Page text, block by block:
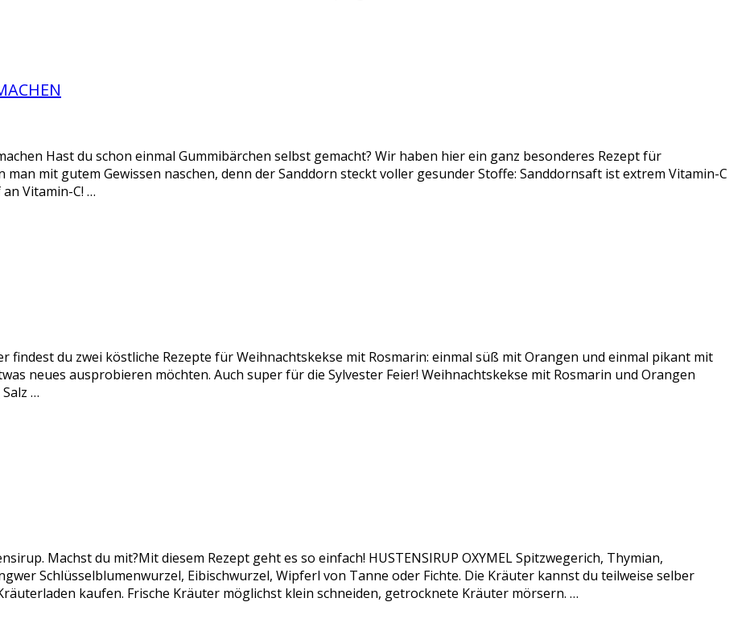
Hast du schon einmal Gummibärchen selbst gemacht? Wir haben hier ein ganz besonderes Rezept für
mit gutem Gewissen naschen, denn der Sanddorn steckt voller gesunder Stoffe: Sanddornsaft ist extrem Vitamin-C
Vitamin-C! …
findest du zwei köstliche Rezepte für Weihnachtskekse mit Rosmarin: einmal süß mit Orangen und einmal pikant mit
neues ausprobieren möchten. Auch super für die Sylvester Feier! Weihnachtskekse mit Rosmarin und Orangen
…
Machst du mit?Mit diesem Rezept geht es so einfach! HUSTENSIRUP OXYMEL Spitzwegerich, Thymian,
Schlüsselblumenwurzel, Eibischwurzel, Wipferl von Tanne oder Fichte. Die Kräuter kannst du teilweise selber
kaufen. Frische Kräuter möglichst klein schneiden, getrocknete Kräuter mörsern. …